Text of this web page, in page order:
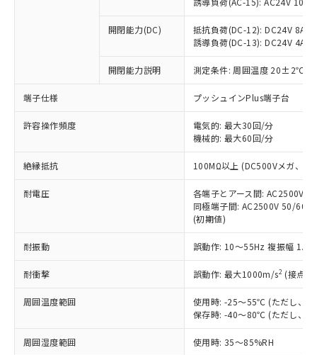
開閉能力(DC)
抵抗負荷(DC-12): DC24V 8A/
誘導負荷(DC-13): DC24V 4A/
開閉能力説明 測定条件: 周囲温度 20±2℃、
端子仕様 プッシュインPlus端子台
許容操作頻度
電気的: 最大30回/分
機械的: 最大60回/分
絶縁抵抗 100MΩ以上 (DC500Vメガ、点
耐電圧
各端子とアース間: AC2500V
同極端子間: AC2500V 50/
(初期値)
耐振動 誤動作: 10～55Hz 複振幅
耐衝撃 誤動作: 最大1000m/s2 (接点
周囲温度範囲
使用時: -25～55℃ (ただし、氷
保存時: -40～80℃ (ただし、氷
周囲湿度範囲 使用時: 35～85%RH
本サービスは、当社制御機器事業取扱
商品の当社在庫状況および標準価格
(税抜)を提供させていただくもので
当社制御機器事業取扱商品の中には、
ことをご了承ください。
在庫状況および標準価格照会結果は、
記載している更新日時点での社内デー
タに基づき作成されるものであり、閲
覧された時点での実際の在庫および標
準価格とは異なる場合があることをご
正式な納期状況および標準価格はお客
様のお取引先、またはお客様担当のオ
ムロン制御機器販売店・当社販売員に
オムロン制御機器販売店や当社販売拠
販売ネットワーク
」をご確認
在庫状況および標準価格結果を当社の
事前の承諾なく第三者に漏洩または開
示しないようお願いします。
マイパーツ機能（部品リスト作成サー
非含有の対応状況を調査中または確認中の
非該当品：ライセンス料など無形物で、有
害物質有無と関係のない商品です。
仕入先様の事情により、非含有部品として
いたものが、含有品と判明した場合などや
むを得ず変更することがあります。
*EU RoHS指令（10物質）：
鉛(Pb) 1000ppm以下、 水銀(Hg) 1000ppm以下、 カド
六価クロム(Cr(Ⅵ)) 1000ppm以下、ポリ臭化ビフェニル
類(PBB) 1000ppm以下、ポリ臭化ジフェニルエーテル類
ル) (DEHP)(別名：DOP) 1000ppm以下、フタル酸ブチ
ルベンジル（BBP） 1000ppm以下、フタル酸ジブチル
（DBP） 1000ppm以下、フタル酸ジイソブチル
フタル酸エステル類の４物質については閾値を超える意
図的な使用がないことを確認しています。
部品在庫の切り替え状況などにより、予定
「○」：最大均質材料含有率が中国RoHSの
基準値以下であることを示します。
「×」：最大均質材料含有率が中国RoHSの
基準値を超えていることを示します。
「－」：未確認です。当社販売部門へお問
*中国RoHS10物質の基準値 (GB/T26572)：
Pb(鉛) :1000ppm、 Hg(水銀) : 1000ppm、 Cd(カドミウ
ム) : 100ppm、
Cr(Ⅵ)(六価クロム) : 1000ppm、 PBBs(ポリ臭化ビフェ
ニル類) : 1000ppm、 PBDEs(ポリ臭化ジフェニルエーテ
DBP(フタル酸ジブチル) : 1000ppm、 DIBP(フタル酸ジ
イソブチル) : 1000ppm、 BBP(フタル酸ブチルベンジ
DEHP(フタル酸ビス(2-エチルヘキシル)) : 1000ppm
「ｅ」：有害物質（10物質）のすべてが基
準値以下であることを示します。
「10」：通常の使用状況下において有害物
為替および外国貿易法に定める商品
（以下｢規制貨物等」という）を輸出
または国外への提供する場合は、日本
国政府の輸出許可(または役務取引許
可)を取得するなどの必要な手続きを
当社は規制貨物を破棄する場合は、完
全に破砕するなど、違法に輸出されな
いよう必要な手段を講じます。
当社は貴社製品を、核兵器、ミサイ
ル、化学兵器、生物兵器またはその他
武器並びにこれらの製造装置等に一切
当社は、貴社製品を第三者に販売する
場合は、上記1、2および3の内容を当
該第三者に通知します。また当社は、
販売先および販売に係わる関係者が違
一定数以上の在庫あり
一定数には満たないが在庫あり
いては、お客様のお取引先、ま
たはお客様担当のオムロン制御
機器販売店・当社販売員にご確
空
受注生産機種、また在庫状況の